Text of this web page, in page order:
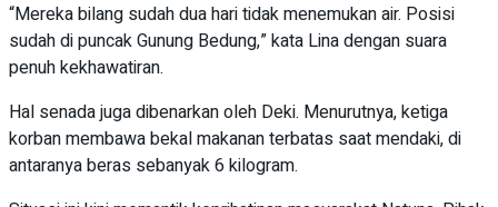
“Mereka bilang sudah dua hari tidak menemukan air. Posisi
sudah di puncak Gunung Bedung,” kata Lina dengan suara
penuh kekhawatiran.
Hal senada juga dibenarkan oleh Deki. Menurutnya, ketiga
korban membawa bekal makanan terbatas saat mendaki, di
antaranya beras sebanyak 6 kilogram.